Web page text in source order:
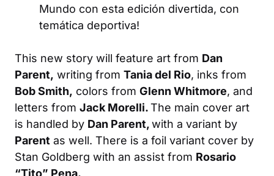
Mundo con esta edición divertida, con
temática deportiva!
This new story will feature art from Dan
Parent, writing from Tania del Rio, inks from
Bob Smith, colors from Glenn Whitmore, and
letters from Jack Morelli.The main cover art
is handled by Dan Parent,with a variant by
Parent as well. There is a foil variant cover by
Stan Goldberg with an assist from Rosario